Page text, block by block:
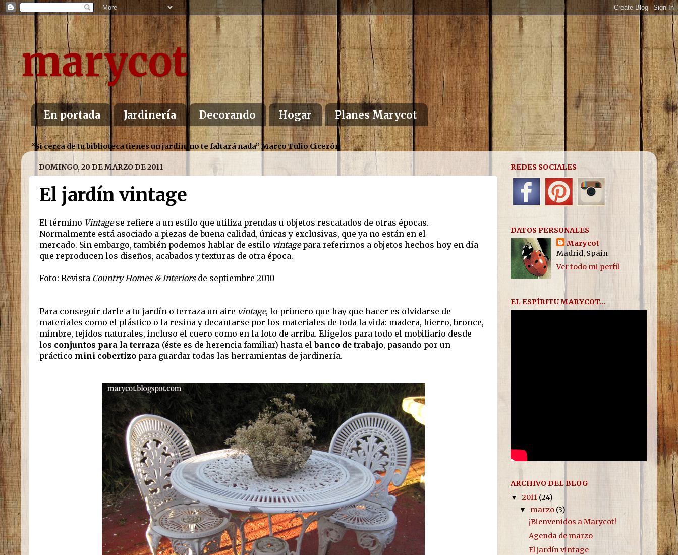
marycot
En portada Jardinería Decorando Hogar Planes Marycot
“Si cerca de tu biblioteca tienes un jardín, no te faltará nada” Marco Tulio Cicerón
DOMINGO, 20 DE MARZO DE 2011
El jardín vintage
El término Vintagese refiere a un estilo que utiliza prendas u objetos rescatados de otras épocas.
Normalmente está asociado a piezas de buena calidad, únicas y exclusivas, que ya no están en el
mercado. Sin embargo, también podemos hablar de estilo vintagepara referirnos a objetos hechos hoy en día
que reproducen los diseños, acabados y texturas de otra época.
Foto: Revista Country Homes & Interiorsde septiembre 2010
Para conseguir darle a tu jardín o terraza un aire vintage, lo primero que hay que hacer es olvidarse de
materiales como el plástico o la resina y decantarse por los materiales de toda la vida: madera, hierro, bronce,
mimbre, tejidos naturales, incluso el cuero como en la foto de arriba. Elígelos para todo el mobiliario desde
los conjuntos para la terraza (éste es de herencia familiar) hasta elbanco de trabajo, pasando por un
práctico mini cobertizo para guardar todas las herramientas de jardinería.
REDES SOCIALES
DATOS PERSONALES
Marycot
Madrid, Spain
Ver todo mi perfil
EL ESPÍRITU MARYCOT...
ARCHIVO DEL BLOG
▼ 2011 (24)
▼ marzo (3)
¡Bienvenidos a Marycot!
Agenda de marzo
El jardín vintage